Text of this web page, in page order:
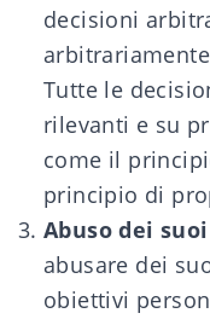
decisioni
Tutte le
rilevanti e su
come il
principio di
Abuso dei
abusare dei
obiettivi